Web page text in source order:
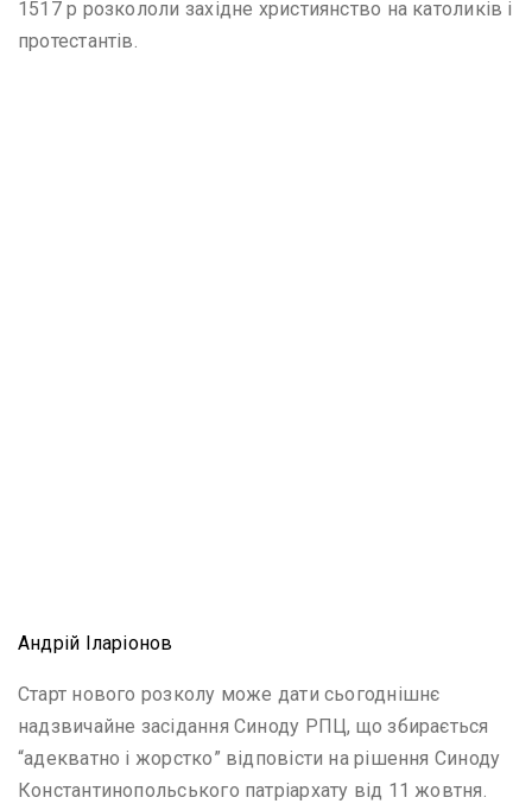
1517 р розкололи західне християнство на католиків і
протестантів.
Андрій Іларіонов
Старт нового розколу може дати сьогоднішнє
надзвичайне засідання Синоду РПЦ, що збирається
“адекватно і жорстко” відповісти на рішення Синоду
Константинопольського патріархату від 11 жовтня.